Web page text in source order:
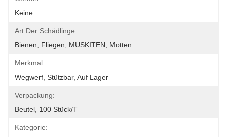
Keine
Art Der Schädlinge:
Bienen, Fliegen, MUSKITEN, Motten
Merkmal:
Wegwerf, Stützbar, Auf Lager
Verpackung:
Beutel, 100 Stück/t
Kategorie: